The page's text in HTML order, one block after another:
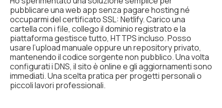
pubblicare una web app senza pagare hosting né
occuparmi del certificato SSL: Netlify. Carico una
cartella con i file, collego il dominio registrato e la
piattaforma gestisce tutto, HTTPS incluso. Posso
usare l’upload manuale oppure un repository privato,
mantenendo il codice sorgente non pubblico. Una volta
configurati i DNS, il sito è online e gli aggiornamenti sono
immediati. Una scelta pratica per progetti personali o
piccoli lavori professionali.